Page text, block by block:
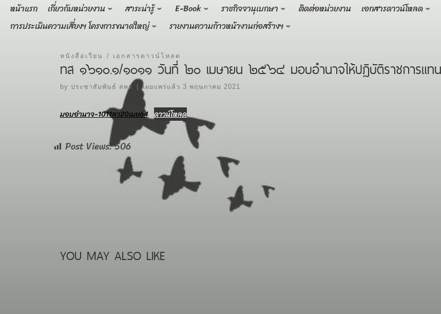
Skip
content
หน้าแรก เกี่ยวกับหน่วยงาน สาระน่ารู้ E-Book ราชกิจจานุเบกษา ติดต่อหน่วยงาน เอกสารดาวน์โหลด
การประเมินความเสี่ยงฯ โครงการขนาดใหญ่
รายงานความก้าวหน้างานก่อสร้างฯ
หนังสือเวียน เอกสารดาวน์โหลด
ทส ๑๖๑๐.๑/๑๐๑๑ วันที่ ๒๐ เมษายน ๒๕๖๔ มอบอำนาจให้ปฏิบัติราชการแท
by ประชาสัมพันธ์ สคร เผยแพร่แล้ว 3 พฤษภาคม 2021
มอบอำนาจ-1011ลว20เมย64 ดาวน์โหลด
Post Views:506
YOU MAY ALSO LIKE